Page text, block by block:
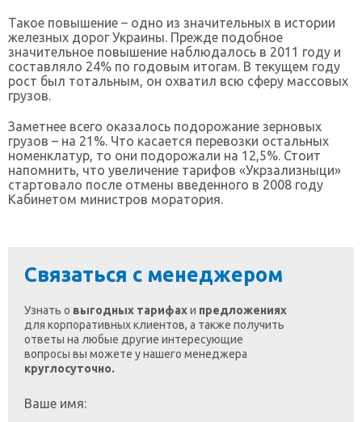
Такое повышение – одно из значительных в истории
железных дорог Украины. Прежде подобное
значительное повышение наблюдалось в 2011 году и
составляло 24% по годовым итогам. В текущем году
рост был тотальным, он охватил всю сферу массовых
грузов.
Заметнее всего оказалось подорожание зерновых
грузов – на 21%. Что касается перевозки остальных
номенклатур, то они подорожали на 12,5%. Стоит
напомнить, что увеличение тарифов «Укрзализныци»
стартовало после отмены введенного в 2008 году
Кабинетом министров моратория.
Связаться с менеджером
Узнать о выгодных тарифахи предложениях
для корпоративных клиентов, а также получить
ответы на любые другие интересующие
вопросы вы можете у нашего менеджера
круглосуточно.
Ваше имя: